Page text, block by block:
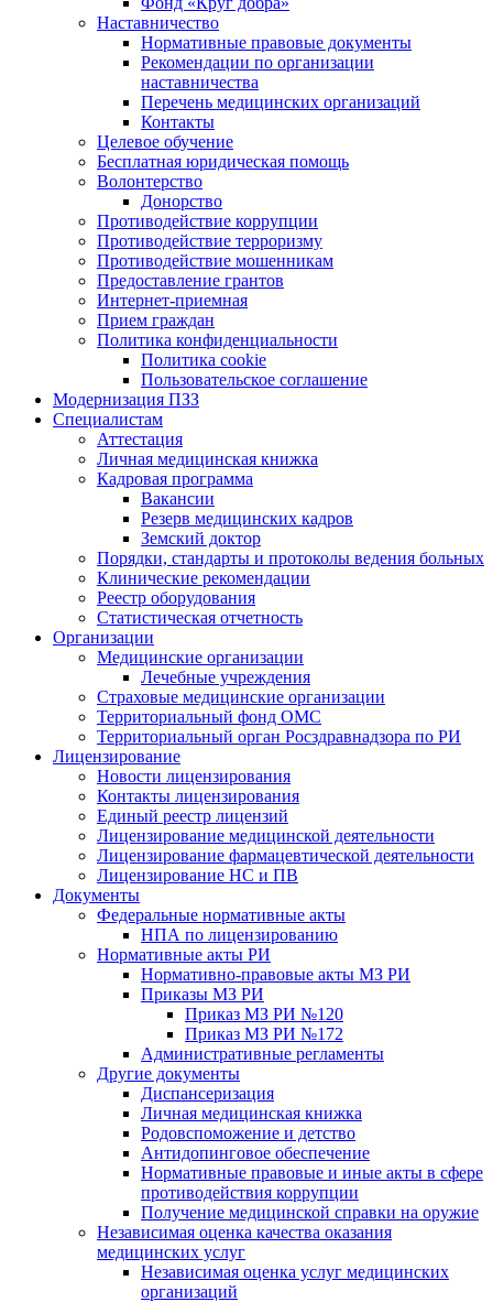
Наставничество
Нормативные правовые документы
Рекомендации по организации
наставничества
Перечень медицинских организаций
Контакты
Целевое обучение
Бесплатная юридическая помощь
Волонтерство
Донорство
Противодействие коррупции
Противодействие терроризму
Противодействие мошенникам
Предоставление грантов
Интернет-приемная
Прием граждан
Политика конфиденциальности
Политика cookie
Пользовательское соглашение
Модернизация ПЗЗ
Специалистам
Аттестация
Личная медицинская книжка
Кадровая программа
Вакансии
Резерв медицинских кадров
Земский доктор
Порядки, стандарты и протоколы ведения больных
Клинические рекомендации
Реестр оборудования
Статистическая отчетность
Организации
Медицинские организации
Лечебные учреждения
Страховые медицинские организации
Территориальный фонд ОМС
Территориальный орган Росздравнадзора по РИ
Лицензирование
Новости лицензирования
Контакты лицензирования
Единый реестр лицензий
Лицензирование медицинской деятельности
Лицензирование фармацевтической деятельности
Лицензирование НС и ПВ
Документы
Федеральные нормативные акты
НПА по лицензированию
Нормативные акты РИ
Нормативно-правовые акты МЗ РИ
Приказы МЗ РИ
Приказ МЗ РИ №120
Приказ МЗ РИ №172
Административные регламенты
Другие документы
Диспансеризация
Личная медицинская книжка
Родовспоможение и детство
Антидопинговое обеспечение
Нормативные правовые и иные акты в сфере
противодействия коррупции
Получение медицинской справки на оружие
Независимая оценка качества оказания
медицинских услуг
Независимая оценка услуг медицинскиx
организаций